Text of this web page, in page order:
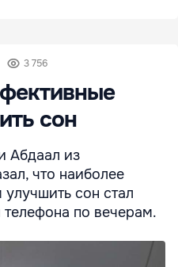
3 756
сон
Абдаал из
что наиболее
сон стал
телефона по вечерам.